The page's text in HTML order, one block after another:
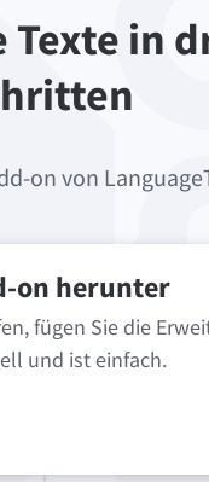
Texte in
on von
on herunter
fügen Sie die
und ist einfach.